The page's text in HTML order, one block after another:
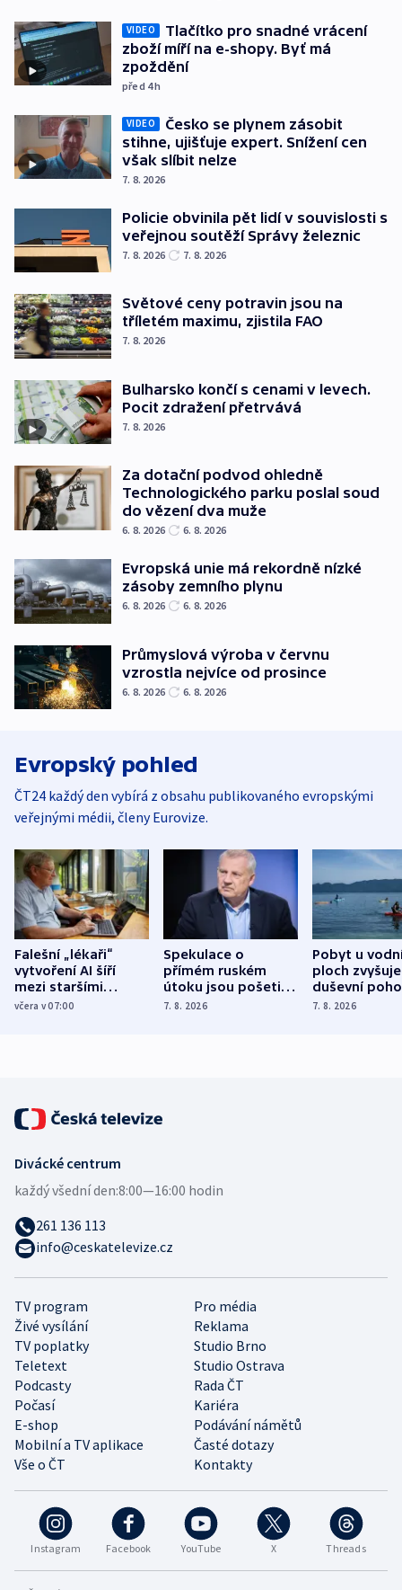
VIDEO
Tlačítko pro snadné vrácení
zboží míří na e-shopy. Byť má
zpoždění
před 4h
VIDEO
Česko se plynem zásobit
stihne, ujišťuje expert. Snížení cen
však slíbit nelze
7. 8. 2026
Policie obvinila pět lidí v souvislosti s
veřejnou soutěží Správy železnic
7. 8. 2026 7. 8. 2026
Světové ceny potravin jsou na
tříletém maximu, zjistila FAO
7. 8. 2026
Bulharsko končí s cenami v levech.
Pocit zdražení přetrvává
7. 8. 2026
Za dotační podvod ohledně
Technologického parku poslal soud
do vězení dva muže
6. 8. 2026 6. 8. 2026
Evropská unie má rekordně nízké
zásoby zemního plynu
6. 8. 2026 6. 8. 2026
Průmyslová výroba v červnu
vzrostla nejvíce od prosince
6. 8. 2026 6. 8. 2026
Evropský pohled
ČT24 každý den vybírá z obsahu publikovaného evropskými
veřejnými médii, členy Eurovize.
Falešní „lékaři“
vytvoření AI šíří
mezi staršími
Poláky nebezpečné
včera v 07:00
Spekulace o
přímém ruském
útoku jsou pošetilé,
míní estonský
7. 8. 2026
Pobyt u
ploch zvyšuje
duševní
ukázala
7. 8. 2026
Instagram Facebook YouTube X Threads
TV program
Pro média
Živé vysílání
Reklama
TV poplatky
Studio Brno
Teletext
Studio Ostrava
Podcasty
Rada ČT
Počasí
Kariéra
E-shop
Podávání námětů
Mobilní a TV aplikace
Časté dotazy
Vše o ČT
Kontakty
Divácké centrum
každý všední den:8:00—16:00 hodin
261 136 113
info@ceskatelevize.cz